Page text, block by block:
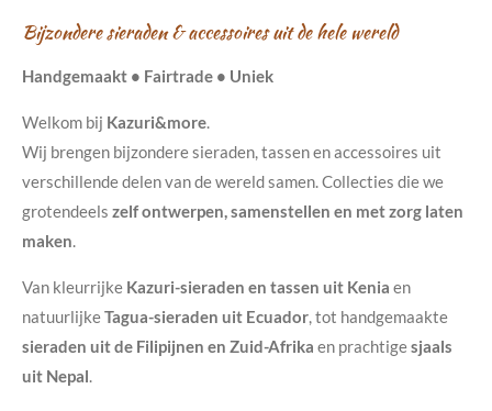
Bijzondere sieraden & accessoires uit de hele wereld
Handgemaakt • Fairtrade • Uniek
Welkom bij Kazuri&more.
Wij brengen bijzondere sieraden, tassen en accessoires uit
verschillende delen van de wereld samen. Collecties die we
grotendeels zelf ontwerpen, samenstellen en met zorg laten
maken.
Van kleurrijke Kazuri-sieraden en tassen uit Kenia en
natuurlijkeTagua-sieraden uit Ecuador, tot handgemaakte
sieraden uit de Filipijnen en Zuid-Afrika en prachtigesjaals
uit Nepal.